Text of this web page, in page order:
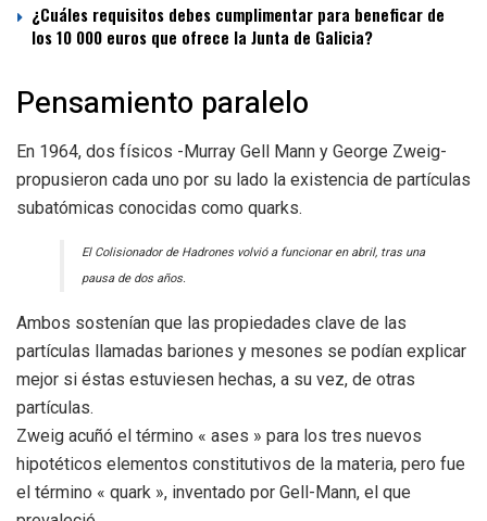
¿Cuáles requisitos debes cumplimentar para beneficar de
los 10 000 euros que ofrece la Junta de Galicia?
Pensamiento paralelo
En 1964, dos físicos -Murray Gell Mann y George Zweig-
propusieron cada uno por su lado la existencia de partículas
subatómicas conocidas como quarks.
El Colisionador de Hadrones volvió a funcionar en abril, tras una
pausa de dos años.
Ambos sostenían que las propiedades clave de las
partículas llamadas bariones y mesones se podían explicar
mejor si éstas estuviesen hechas, a su vez, de otras
partículas.
Zweig acuñó el término « ases » para los tres nuevos
hipotéticos elementos constitutivos de la materia, pero fue
el término « quark », inventado por Gell-Mann, el que